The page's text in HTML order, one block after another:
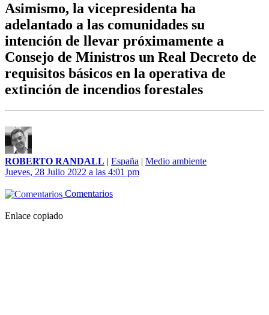
Asimismo, la vicepresidenta ha
adelantado a las comunidades su
intención de llevar próximamente a
Consejo de Ministros un Real Decreto de
requisitos básicos en la operativa de
extinción de incendios forestales
ROBERTO RANDALL | España | Medio ambiente
Jueves, 28 Julio 2022 a las 4:01 pm
Comentarios
Enlace copiado